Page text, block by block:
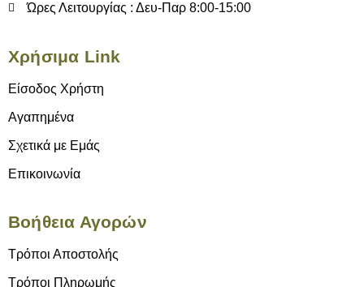
Ώρες Λειτουργίας : Δευ-Παρ 8:00-15:00
Χρήσιμα Link
Είσοδος Χρήστη
Αγαπημένα
Σχετικά με Εμάς
Επικοινωνία
Βοήθεια Αγορών
Τρόποι Αποστολής
Τρόποι Πληρωμής